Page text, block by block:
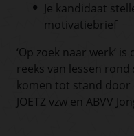
Je kandidaat
motivatiebrief
‘Op zoek naar werk’
reeks van lessen rond
komen tot stand door
JOETZ vzw en ABVV